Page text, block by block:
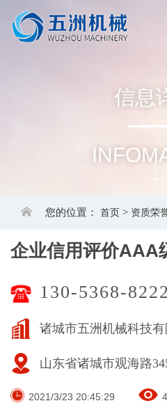
信息
您的位置： 首页 > 资质荣
企业信用评价AAA
130-5368-8222
诸城市五洲机械科技有
山东省诸城市观海路
2021/3/23 20:45:29